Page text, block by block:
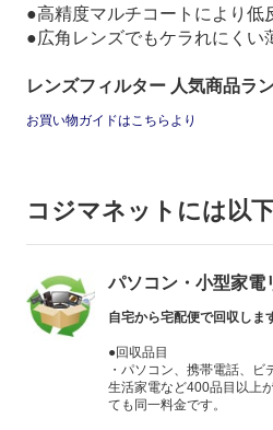
●高精度マルチコートにより低
●広角レンズでもケラれにくい
レンズフィルター 人気商品ラ
お買い物ガイドはこちらより
コジマネットには以
パソコン・小型家電
自宅から宅配便で回収しま
●回収品目
・パソコン、携帯電話、ビ
生活家電など400品目以上
ても同一料金です。